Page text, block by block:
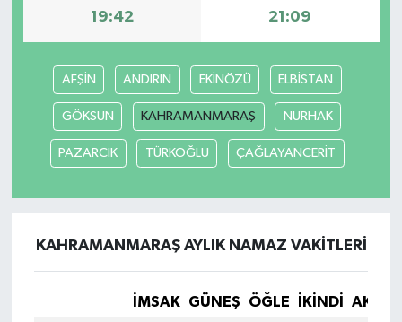
19:42 21:09
AFŞİN ANDIRIN EKİNÖZÜ ELBİSTAN
GÖKSUN KAHRAMANMARAŞ NURHAK
PAZARCIK TÜRKOĞLU ÇAĞLAYANCERİT
KAHRAMANMARAŞ AYLIK NAMAZ VAKITLERI
İMSAK GÜNEŞ ÖĞLE İKINDI